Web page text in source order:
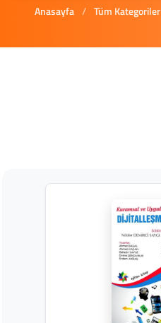
Anasayfa / Tüm Kategoriler